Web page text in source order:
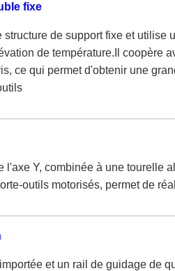
fixe
de support fixe et
de température.Il coopère
ce qui permet d'obtenir une
l'axe Y, combinée à une tourelle
outils motorisés, permet de
et un rail de guidage de